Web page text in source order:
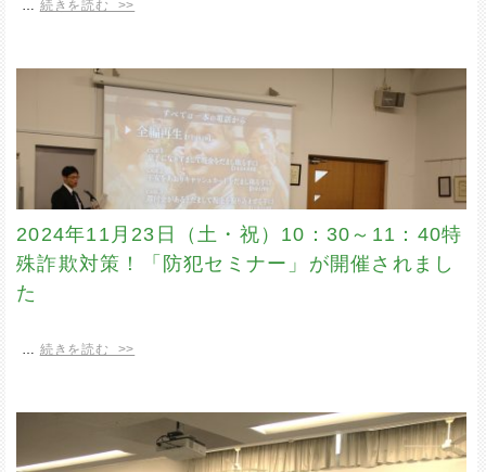
… 続きを読む >>
2024年11月23日（土・祝）10：30～11：40特
殊詐欺対策！「防犯セミナー」が開催されまし
た
… 続きを読む >>